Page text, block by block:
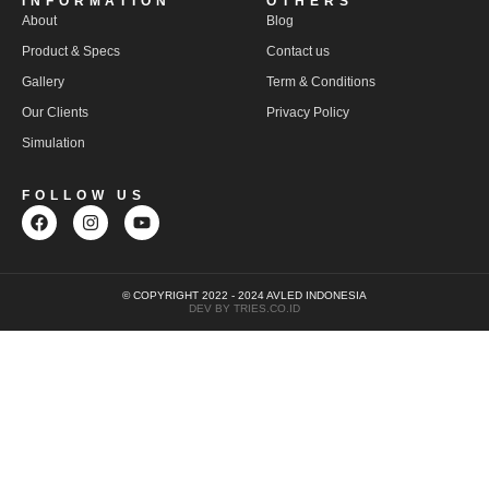
About
Product & Specs
Gallery
Our Clients
Simulation
Blog
Contact us
Term & Conditions
Privacy Policy
FOLLOW US
© COPYRIGHT 2022 - 2024 AVLED INDONESIA
DEV BY TRIES.CO.ID